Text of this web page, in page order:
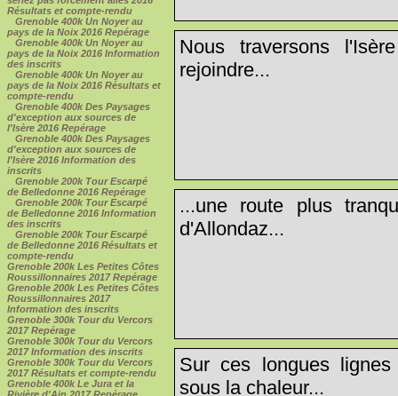
Résultats et compte-rendu
Grenoble 400k Un Noyer au
pays de la Noix 2016 Repérage
Grenoble 400k Un Noyer au
pays de la Noix 2016 Information
des inscrits
Grenoble 400k Un Noyer au
pays de la Noix 2016 Résultats et
compte-rendu
Grenoble 400k Des Paysages
d'exception aux sources de
l'Isère 2016 Repérage
Grenoble 400k Des Paysages
d'exception aux sources de
l'Isère 2016 Information des
inscrits
Grenoble 200k Tour Escarpé
de Belledonne 2016 Repérage
Grenoble 200k Tour Escarpé
de Belledonne 2016 Information
des inscrits
Grenoble 200k Tour Escarpé
de Belledonne 2016 Résultats et
compte-rendu
Grenoble 200k Les Petites Côtes
Roussillonnaires 2017 Repérage
Grenoble 200k Les Petites Côtes
Roussillonnaires 2017
Information des inscrits
Grenoble 300k Tour du Vercors
2017 Repérage
Grenoble 300k Tour du Vercors
2017 Information des inscrits
Grenoble 300k Tour du Vercors
2017 Résultats et compte-rendu
Grenoble 400k Le Jura et la
Nous traversons
rejoindre...
...une route plus
d'Allondaz...
Sur ces longues
sous la chaleur...